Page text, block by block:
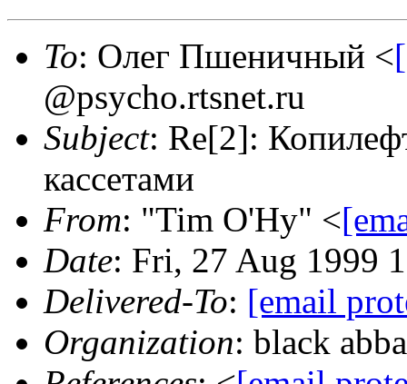
To: Олег Пшеничный <
@psycho.rtsnet.ru
Subject: Re[2]:
кассетами
From: "Tim O'Hy" <
Date: Fri, 27 Aug 1999
Delivered-To: [email
Organization: black